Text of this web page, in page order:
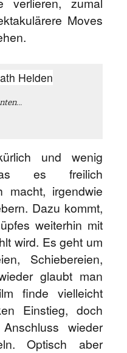
Moves
und wenig
es freilich
macht, irgendwie
Dazu kommt,
weiterhin mit
wird. Es geht um
Schiebereien,
glaubt man
finde vielleicht
Einstieg, doch
wieder
Optisch aber